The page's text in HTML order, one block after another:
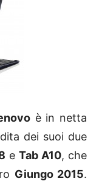
è in netta
dei suoi due
e Tab A10, che
Giungo 2015.